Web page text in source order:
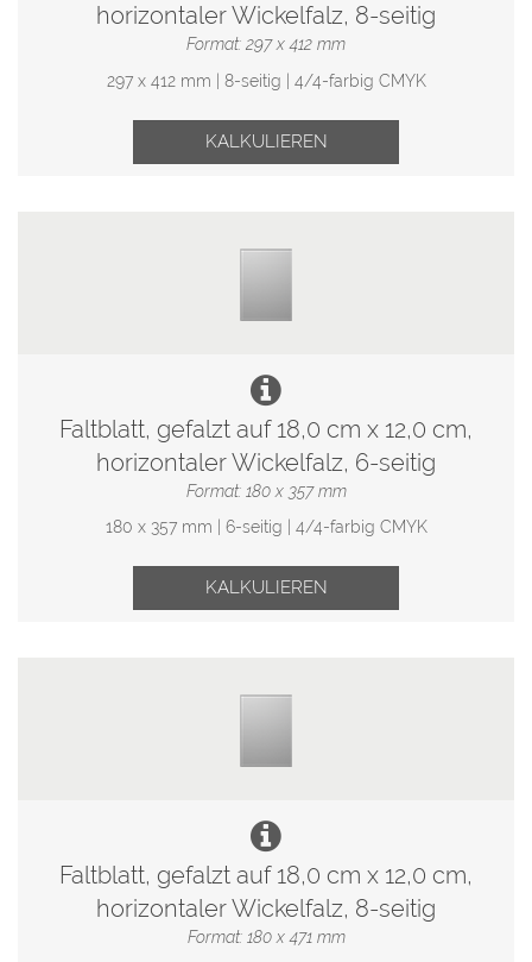
horizontaler Wickelfalz, 8-seitig
Format: 297 x 412 mm
297 x 412 mm | 8-seitig | 4/4-farbig CMYK
KALKULIEREN
Faltblatt, gefalzt auf 18,0 cm x 12,0 cm,
horizontaler Wickelfalz, 6-seitig
Format: 180 x 357 mm
180 x 357 mm | 6-seitig | 4/4-farbig CMYK
KALKULIEREN
Faltblatt, gefalzt auf 18,0 cm x 12,0 cm,
horizontaler Wickelfalz, 8-seitig
Format: 180 x 471 mm